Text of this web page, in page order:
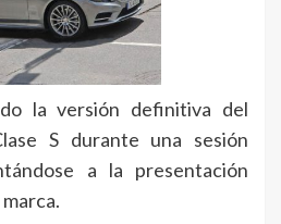
la versión definitiva del
S durante una sesión
a la presentación